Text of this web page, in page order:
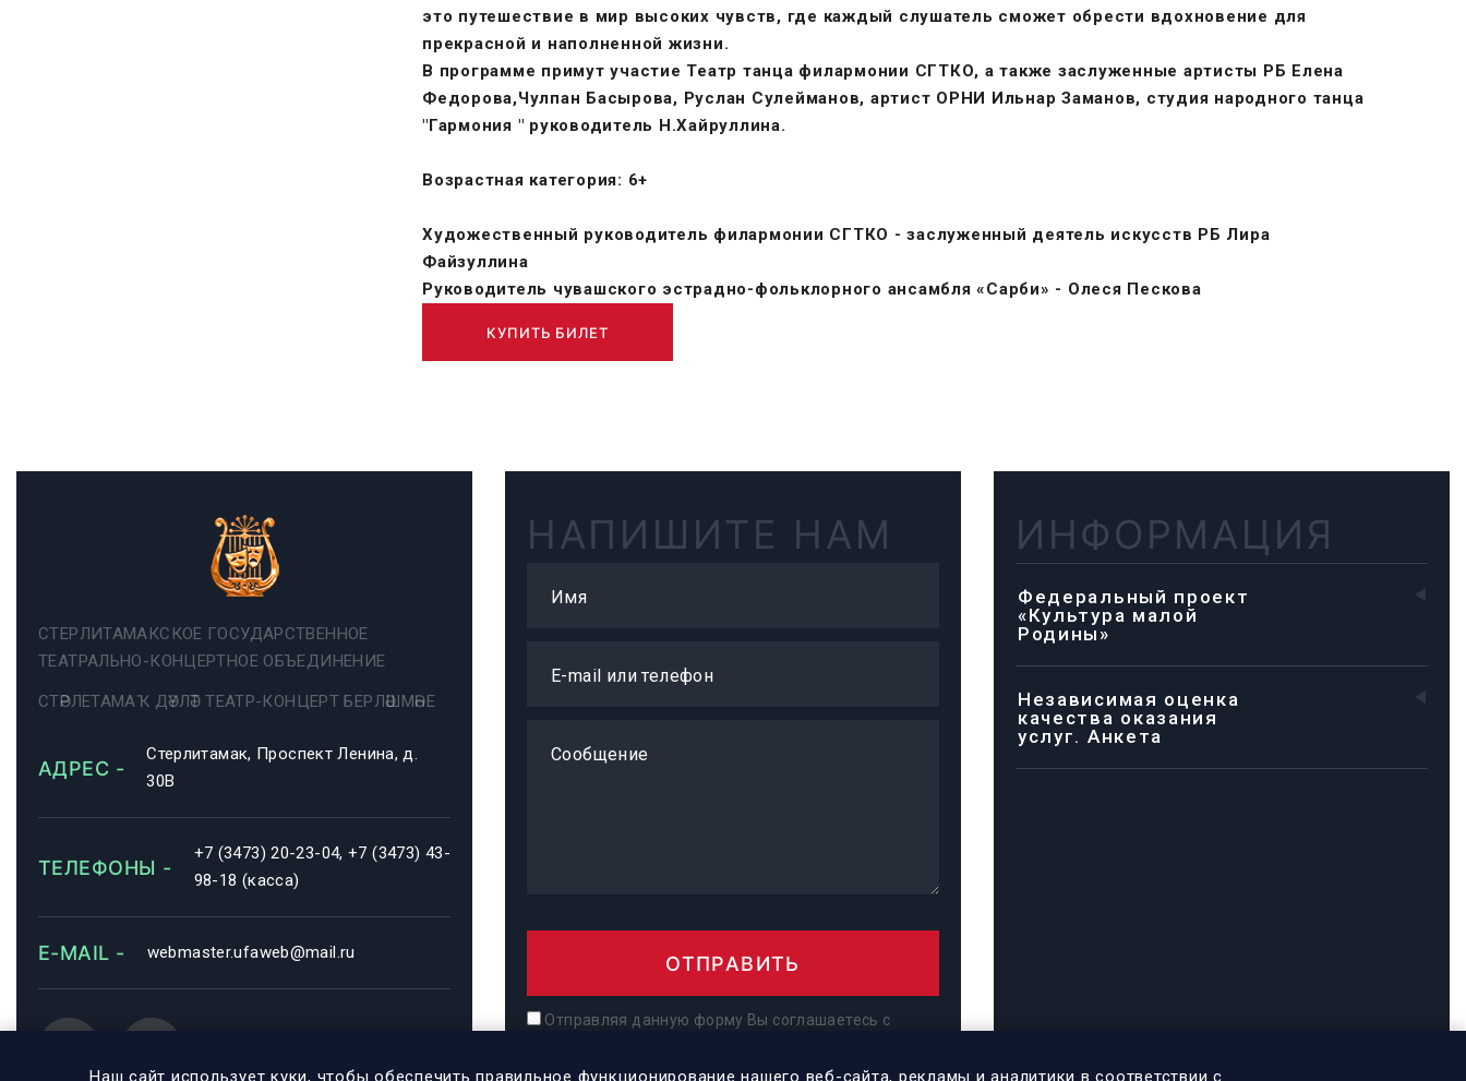
это путешествие в мир высоких чувств, где каждый слушатель сможет обрести вдохновение для
прекрасной и наполненной жизни.
В программе примут участие Театр танца филармонии СГТКО, а также заслуженные артисты РБ Елена
Федорова,Чулпан Басырова, Руслан Сулейманов, артист ОРНИ Ильнар Заманов, студия народного танца
"Гармония " руководитель Н.Хайруллина.
Возрастная категория: 6+
Художественный руководитель филармонии СГТКО - заслуженный деятель искусств РБ Лира
Файзуллина
Руководитель чувашского эстрадно-фольклорного ансамбля «Сарби» - Олеся Пескова
КУПИТЬ БИЛЕТ
СТЕРЛИТАМАКСКОЕ ГОСУДАРСТВЕННОЕ
ТЕАТРАЛЬНО-КОНЦЕРТНОЕ ОБЪЕДИНЕНИЕ
СТӘРЛЕТАМАҠ ДӘҮЛӘТ ТЕАТР-КОНЦЕРТ БЕРЛӘШМӘҺЕ
АДРЕС -
Стерлитамак, Проспект Ленина, д.
30В
ТЕЛЕФОНЫ -
+7 (3473) 20-23-04, +7 (3473) 43-
98-18 (касса)
E-MAIL - webmaster.ufaweb@mail.ru
НАПИШИТЕ НАМ
Имя
E-mail или телефон
Сообщение
ОТПРАВИТЬ
Отправляя данную форму Вы соглашаетесь с
согласие на обработку персональных данных
ИНФОРМАЦИЯ
Федеральный проект
«Культура малой
Родины»
Независимая оценка
качества оказания
услуг. Анкета
Наш сайт использует куки, чтобы обеспечить правильное функционирование нашего веб-сайта, рекламы и аналитики в соответствии с